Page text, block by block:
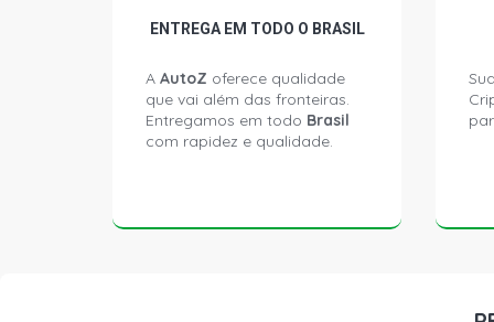
ENTREGA EM TODO O BRASIL
A AutoZ oferece qualidade
que vai além das fronteiras.
Entregamos em todo Brasil
com rapidez e qualidade.